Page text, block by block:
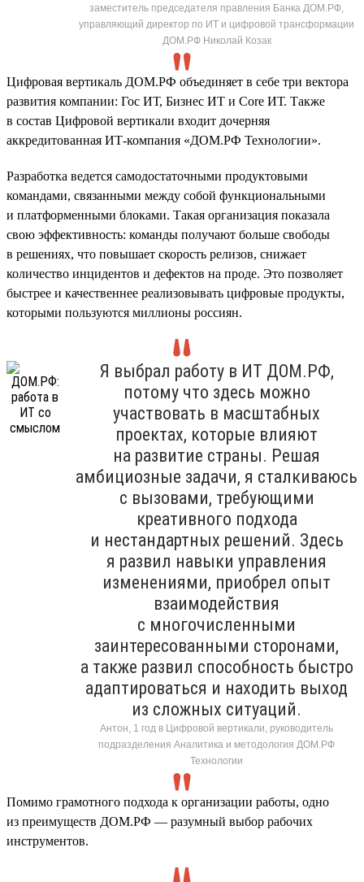
заместитель председателя правления Банка ДОМ.РФ,
управляющий директор по ИТ и цифровой трансформации
ДОМ.РФ Николай Козак
Цифровая вертикаль ДОМ.РФ объединяет в себе три вектора
развития компании: Гос ИТ, Бизнес ИТ и Core ИТ. Также
в состав Цифровой вертикали входит дочерняя
аккредитованная ИТ-компания «ДОМ.РФ Технологии».
Разработка ведется самодостаточными продуктовыми
командами, связанными между собой функциональными
и платформенными блоками. Такая организация показала
свою эффективность: команды получают больше свободы
в решениях, что повышает скорость релизов, снижает
количество инцидентов и дефектов на проде. Это позволяет
быстрее и качественнее реализовывать цифровые продукты,
которыми пользуются миллионы россиян.
Я выбрал работу в ИТ ДОМ.РФ,
потому что здесь можно
участвовать в масштабных
проектах, которые влияют
на развитие страны. Решая
амбициозные задачи, я сталкиваюсь
с вызовами, требующими
креативного подхода
и нестандартных решений. Здесь
я развил навыки управления
изменениями, приобрел опыт
взаимодействия
с многочисленными
заинтересованными сторонами,
а также развил способность быстро
адаптироваться и находить выход
из сложных ситуаций.
Антон, 1 год в Цифровой вертикали, руководитель
подразделения Аналитика и методология ДОМ.РФ
Технологии
Помимо грамотного подхода к организации работы, одно
из преимуществ ДОМ.РФ — разумный выбор рабочих
инструментов.